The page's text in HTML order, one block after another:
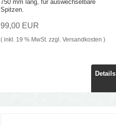
750 mm lang, für auswechselbare
Spitzen.
99,00 EUR
( inkl. 19 % MwSt. zzgl. Versandkosten )
Details